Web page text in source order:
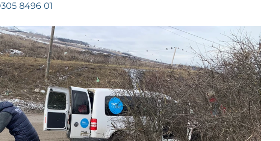
8496 01